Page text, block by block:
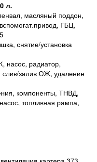
л.
масляный поддон,
ГБЦ,
снятие/установка
насос, радиатор,
слив/залив ОЖ, удаление
компоненты, ТНВД,
топливная рампа,